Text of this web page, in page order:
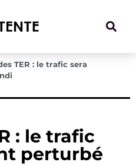
TER : le trafic sera
: le trafic
perturbé